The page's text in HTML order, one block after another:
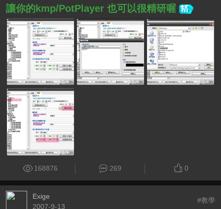
讓你的kmp/PotPlayer 也可以很精研喔
168876 269 0
Exige
2007-9-13
#教學